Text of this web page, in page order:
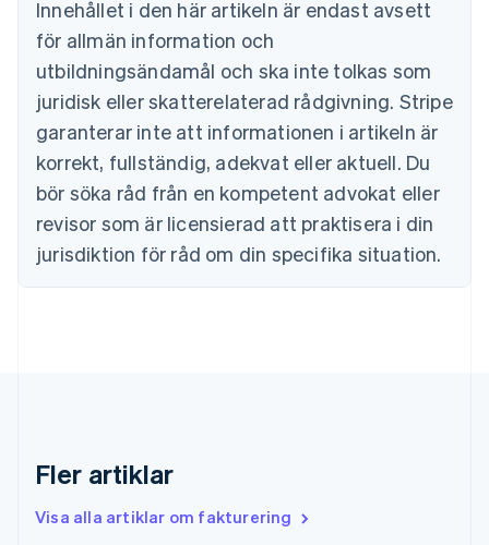
Innehållet i den här artikeln är endast avsett
för allmän information och
utbildningsändamål och ska inte tolkas som
juridisk eller skatterelaterad rådgivning. Stripe
garanterar inte att informationen i artikeln är
korrekt, fullständig, adekvat eller aktuell. Du
bör söka råd från en kompetent advokat eller
revisor som är licensierad att praktisera i din
jurisdiktion för råd om din specifika situation.
Fler artiklar
Visa alla artiklar om fakturering
English
Cypern
English
Danmark
English
Estland
Fastlandskina
简体中文English
Finland
English Svenska
Frankrike
简体中文
Indien
Irland